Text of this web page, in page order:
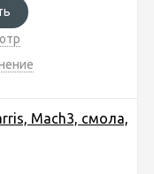
Mach3, смола,